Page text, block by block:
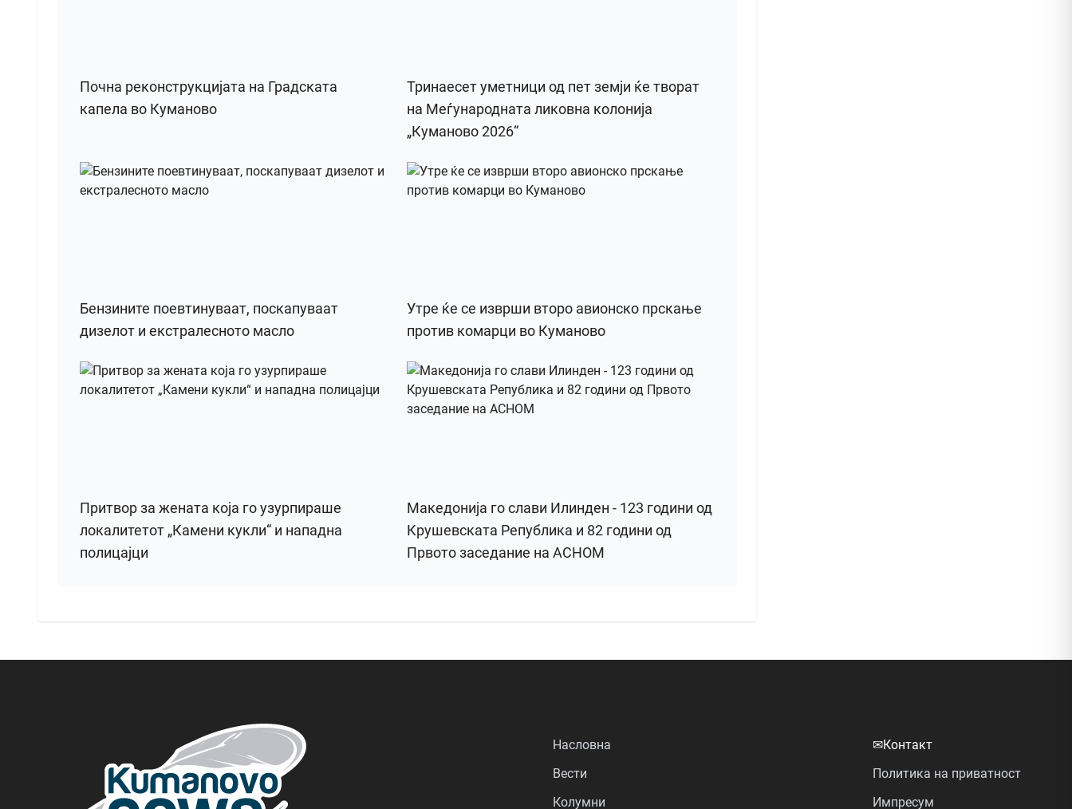
Почна реконструкцијата на Градската
капела во Куманово
Тринаесет уметници од пет земји ќе творат
на Меѓународната ликовна колонија
„Куманово 2026“
Бензините поевтинуваат, поскапуваат
дизелот и екстралесното масло
Утре ќе се изврши второ авионско прскање
против комарци во Куманово
Притвор за жената која го узурпираше
локалитетот „Камени кукли“ и нападна
полицајци
Македонија го слави Илинден - 123 години од
Крушевската Република и 82 години од
Првото заседание на АСНОМ
Насловна
Вести
Колумни
✉Контакт
Политика на приватност
Импресум